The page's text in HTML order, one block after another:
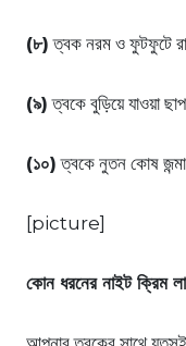
(৮) ত্বক নরম ও ফুটফুটে
(৯) ত্বকে বুড়িয়ে যাওয়া
(১০) ত্বকে নুতন কোষ
[picture]
কোন ধরনের নাইট ক্রিম